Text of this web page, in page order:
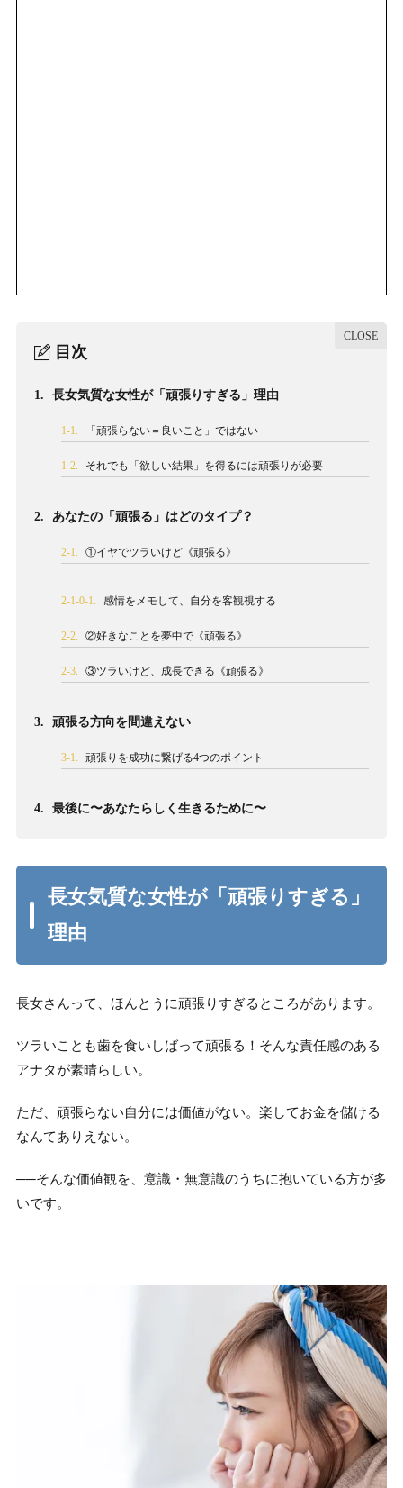
目次
1. 長女気質な女性が「頑張りすぎる」理由
1-1. 「頑張らない＝良いこと」ではない
1-2. それでも「欲しい結果」を得るには頑張りが必要
2. あなたの「頑張る」はどのタイプ？
2-1. ①イヤでツラいけど《頑張る》
2-1-0-1. 感情をメモして、自分を客観視する
2-2. ②好きなことを夢中で《頑張る》
2-3. ③ツラいけど、成長できる《頑張る》
3. 頑張る方向を間違えない
3-1. 頑張りを成功に繋げる4つのポイント
4. 最後に〜あなたらしく生きるために〜
長女気質な女性が「頑張りすぎる」
理由
長女さんって、ほんとうに頑張りすぎるところがあります。
ツラいことも歯を食いしばって頑張る！そんな責任感のある
アナタが素晴らしい。
ただ、頑張らない自分には価値がない。楽してお金を儲ける
なんてありえない。
──そんな価値観を、意識・無意識のうちに抱いている方が多
いです。